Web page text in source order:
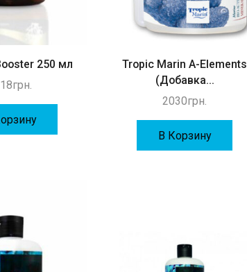
250 мл
грн.
Tropic Marin A-Elements
(Добавка...
2030грн.
В Корзину